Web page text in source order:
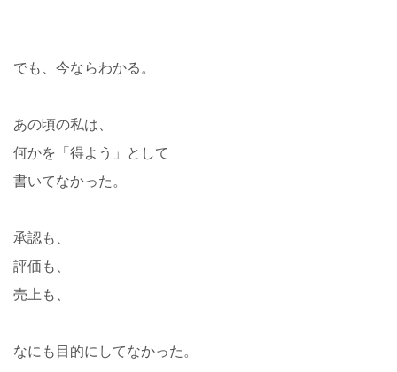
でも、今ならわかる。
あの頃の私は、
何かを「得よう」として
書いてなかった。
承認も、
評価も、
売上も、
なにも目的にしてなかった。